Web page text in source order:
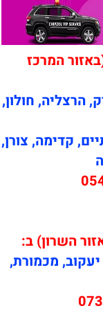
המרכז
הרצליה, חולון,
קדימה, צורן,
השרון) ב:
יעקוב, מכמורת,